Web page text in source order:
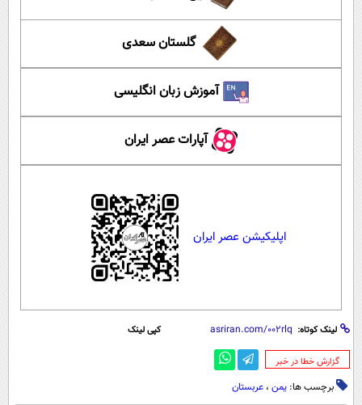
گلستان سعدی
آموزش زبان انگلیسی
آپارات عصر ایران
اپلیکیشن عصر ایران
لینک کوتاه: کپی لینک
‌گزارش خطا در خبر
برچسب ها: یمن ، عربستان